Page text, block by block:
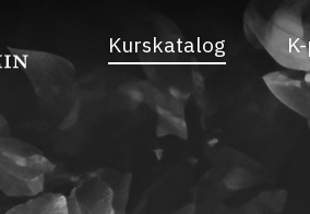
Kurskatalog